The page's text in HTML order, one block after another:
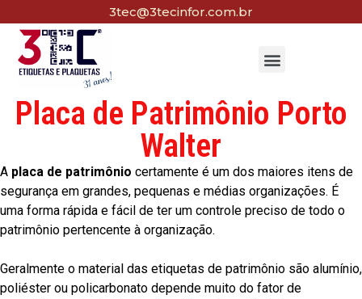
3tec@3tecinfor.com.br
Placa de Patrimônio Porto
Walter
A placa de patrimônio certamente é um dos maiores itens de
segurança em grandes, pequenas e médias organizações. É
uma forma rápida e fácil de ter um controle preciso de todo o
patrimônio pertencente à organização.
Geralmente o material das etiquetas de patrimônio são alumínio,
poliéster ou policarbonato depende muito do fator de